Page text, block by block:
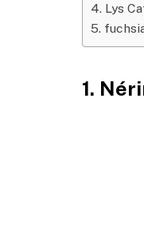
4. Lys
5.
1.